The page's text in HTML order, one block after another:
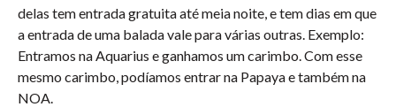
delas tem entrada gratuita até meia noite, e tem dias em que
a entrada de uma balada vale para várias outras. Exemplo:
Entramos na Aquarius e ganhamos um carimbo. Com esse
mesmo carimbo, podíamos entrar na Papaya e também na
NOA.